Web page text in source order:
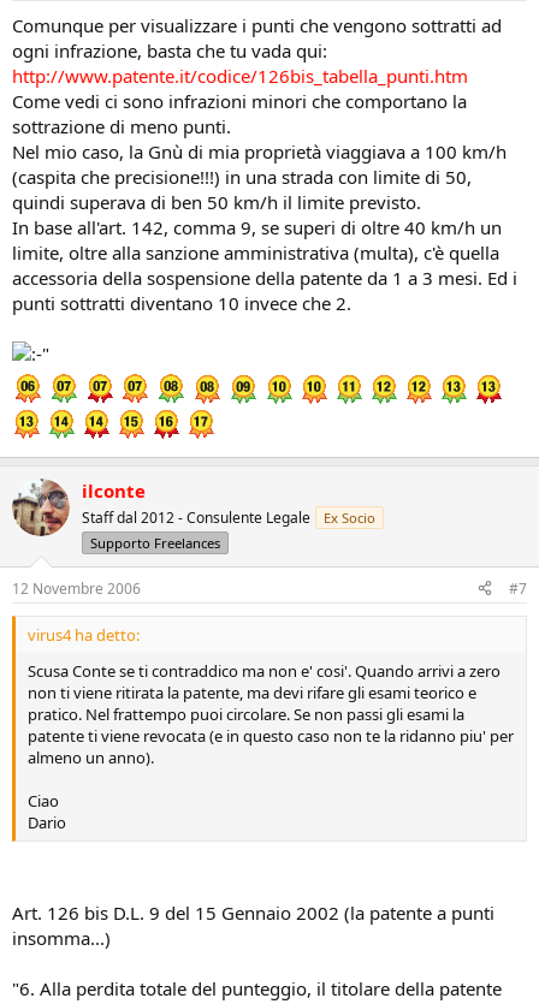
Comunque per visualizzare i punti che vengono sottratti ad
ogni infrazione, basta che tu vada qui:
http://www.patente.it/codice/126bis_tabella_punti.htm
Come vedi ci sono infrazioni minori che comportano la
sottrazione di meno punti.
Nel mio caso, la Gnù di mia proprietà viaggiava a 100 km/h
(caspita che precisione!!!) in una strada con limite di 50,
quindi superava di ben 50 km/h il limite previsto.
In base all'art. 142, comma 9, se superi di oltre 40 km/h un
limite, oltre alla sanzione amministrativa (multa), c'è quella
accessoria della sospensione della patente da 1 a 3 mesi. Ed i
punti sottratti diventano 10 invece che 2.
ilconte
Staff dal 2012 - Consulente Legale
Ex Socio
Supporto Freelances
12 Novembre 2006 #7
virus4 ha detto:
Scusa Conte se ti contraddico ma non e' cosi'. Quando arrivi a zero
non ti viene ritirata la patente, ma devi rifare gli esami teorico e
pratico. Nel frattempo puoi circolare. Se non passi gli esami la
patente ti viene revocata (e in questo caso non te la ridanno piu' per
almeno un anno).
Ciao
Dario
Art. 126 bis D.L. 9 del 15 Gennaio 2002 (la patente a punti
insomma...)
"6. Alla perdita totale del punteggio, il titolare della patente